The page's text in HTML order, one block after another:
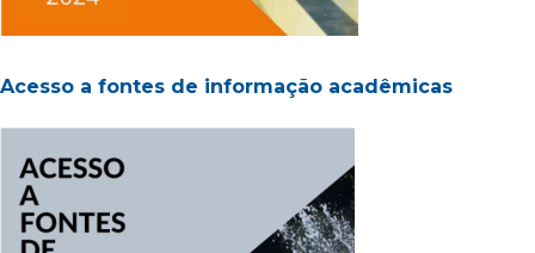
Acesso a fontes de informação acadêmicas